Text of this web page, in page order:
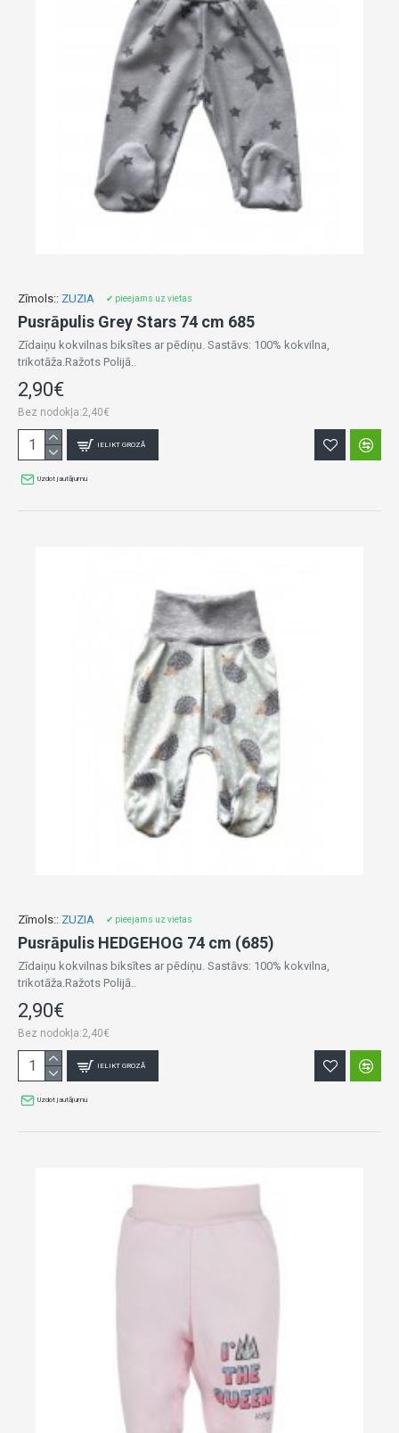
Zīmols:: ZUZIA ✔ pieejams uz vietas
Pusrāpulis Grey Stars 74 cm 685
Zīdaiņu kokvilnas biksītes ar pēdiņu. Sastāvs: 100% kokvilna,
trikotāža.Ražots Polijā..
2,90€
Bez nodokļa:2,40€
IELIKT GROZĀ
Uzdot jautājumu
Zīmols:: ZUZIA ✔ pieejams uz vietas
Pusrāpulis HEDGEHOG 74 cm (685)
Zīdaiņu kokvilnas biksītes ar pēdiņu. Sastāvs: 100% kokvilna,
trikotāža.Ražots Polijā..
2,90€
Bez nodokļa:2,40€
IELIKT GROZĀ
Uzdot jautājumu